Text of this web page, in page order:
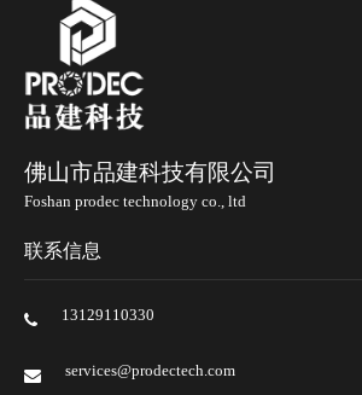
佛山市品建科技有限公司
Foshan prodec technology co., ltd
联系信息
13129110330
services@prodectech.com